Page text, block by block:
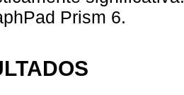
Prism 6.